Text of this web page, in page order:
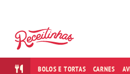
BOLOS E TORTAS CARNES